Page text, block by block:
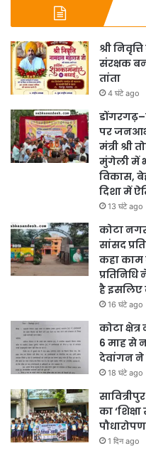
श्री
संरक्षक
तांता
4 घंटे ago
पर
मंत्री
मुंगेली में
विकास,
दिशा में
13 घंटे ago
कोटा
सांसद
कहा काम
है इसलिए
16 घंटे ago
कोटा
6 माह से
देवांगन ने
18 घंटे ago
का
1 दिन ago